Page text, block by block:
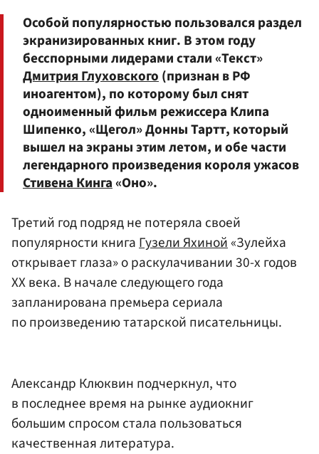
Особой популярностью пользовался раздел
экранизированных книг. В этом году
бесспорными лидерами стали «Текст»
Дмитрия Глуховского(признан в РФ
иноагентом), по которому был снят
одноименный фильм режиссера Клипа
Шипенко, «Щегол» Донны Тартт, который
вышел на экраны этим летом, и обе части
легендарного произведения короля ужасов
Стивена Кинга«Оно».
Третий год подряд не потеряла своей
популярности книгаГузели Яхиной«Зулейха
открывает глаза» о раскулачивании 30-х годов
XX века. В начале следующего года
запланирована премьера сериала
по произведению татарской писательницы.
Александр Клюквин подчеркнул, что
в последнее время на рынке аудиокниг
большим спросом стала пользоваться
качественная литература.